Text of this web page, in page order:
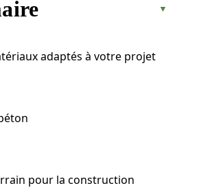
adaptés à votre projet
pour la construction